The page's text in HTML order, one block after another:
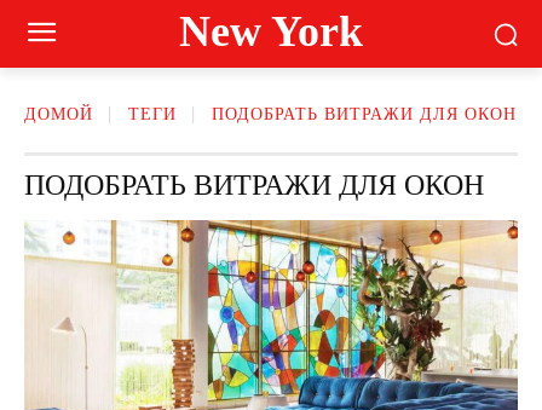
New York
ДОМОЙ ТЕГИ ПОДОБРАТЬ ВИТРАЖИ ДЛЯ ОКОН
ПОДОБРАТЬ ВИТРАЖИ ДЛЯ ОКОН